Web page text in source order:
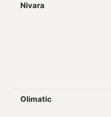
Nivara
Olimatic